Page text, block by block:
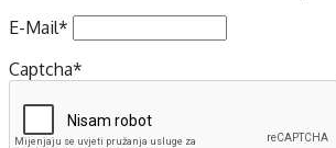
E-Mail*
Captcha*